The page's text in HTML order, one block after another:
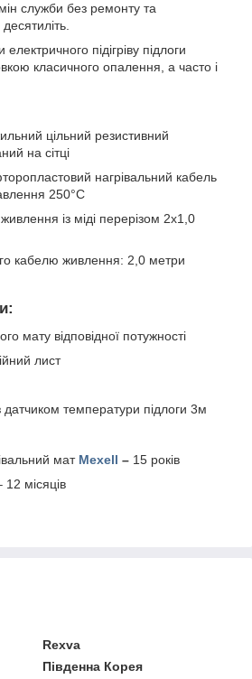
служби без ремонту та
електричного підігріву підлоги
класичного опалення, а часто і
цільний резистивний
на сітці
нагрівальний кабель
250°C
із міді перерізом 2х1,0
кабелю живлення: 2,0 метри
:
мату відповідної потужності
лист
температури підлоги 3м
мат Mexell – 15 років
місяців
Rexva
Південна Корея